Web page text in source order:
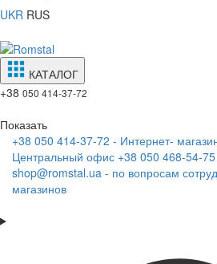
UKR RUS
КАТАЛОГ
+38 050 414-37-72
Показать
+38 050 414-37-72 - Интернет-
Центральный офис +38 050 468-54-
shop@romstal.ua - по вопросам
магазинов